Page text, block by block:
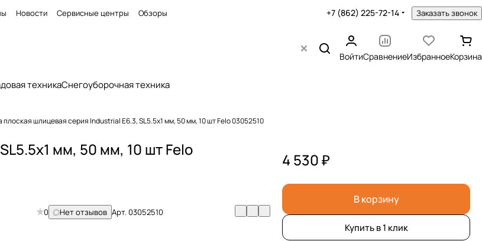
Новости Сервисные центры Обзоры +7 (862) 225-72-14 Заказать звонок
ВойтиСравнениеИзбранноеКорзина
техникаСнегоуборочная техника
плоская шлицевая серия Industrial E6.3, SL5.5x1 мм, 50 мм, 10 шт Felo 03052510
мм, 50 мм, 10 шт Felo
0 Нет отзывов Арт.03052510
4 530 ₽
В корзину
Купить в 1 клик